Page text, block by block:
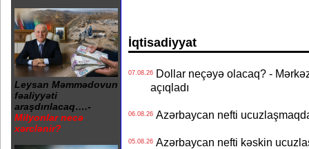
Leysan Məmmədovun
fəaliyyəti
araşdırılacaq….-
Milyonlar necə
xərclənir?
İqtisadiyyat
07.08.26Dollar neçəyə olacaq? -
açıqladı
06.08.26Azərbaycan nefti
05.08.26Azərbaycan nefti kəskin